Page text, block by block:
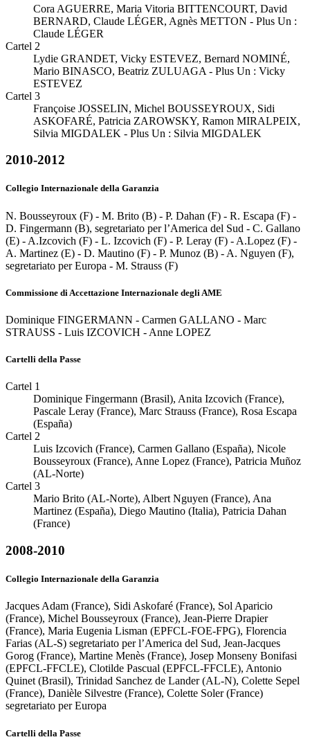
Cora AGUERRE, Maria Vitoria BITTENCOURT, David
BERNARD, Claude LÉGER, Agnès METTON - Plus Un :
Claude LÉGER
Cartel 2
Lydie GRANDET, Vicky ESTEVEZ, Bernard NOMINÉ,
Mario BINASCO, Beatriz ZULUAGA - Plus Un : Vicky
ESTEVEZ
Cartel 3
Françoise JOSSELIN, Michel BOUSSEYROUX, Sidi
ASKOFARÉ, Patricia ZAROWSKY, Ramon MIRALPEIX,
Silvia MIGDALEK - Plus Un : Silvia MIGDALEK
2010-2012
Collegio Internazionale della Garanzia
N. Bousseyroux (F) - M. Brito (B) - P. Dahan (F) - R. Escapa (F) -
D. Fingermann (B), segretariato per l’America del Sud - C. Gallano
(E) - A.Izcovich (F) - L. Izcovich (F) - P. Leray (F) - A.Lopez (F) -
A. Martinez (E) - D. Mautino (F) - P. Munoz (B) - A. Nguyen (F),
segretariato per Europa - M. Strauss (F)
Commissione di Accettazione Internazionale degli AME
Dominique FINGERMANN - Carmen GALLANO - Marc
STRAUSS - Luis IZCOVICH - Anne LOPEZ
Cartelli della Passe
Cartel 1
Dominique Fingermann (Brasil), Anita Izcovich (France),
Pascale Leray (France), Marc Strauss (France), Rosa Escapa
(España)
Cartel 2
Luis Izcovich (France), Carmen Gallano (España), Nicole
Bousseyroux (France), Anne Lopez (France), Patricia Muñoz
(AL-Norte)
Cartel 3
Mario Brito (AL-Norte), Albert Nguyen (France), Ana
Martinez (España), Diego Mautino (Italia), Patricia Dahan
(France)
2008-2010
Collegio Internazionale della Garanzia
Jacques Adam (France), Sidi Askofaré (France), Sol Aparicio
(France), Michel Bousseyroux (France), Jean-Pierre Drapier
(France), Maria Eugenia Lisman (EPFCL-FOE-FPG), Florencia
Farias (AL-S) segretariato per l’America del Sud, Jean-Jacques
Gorog (France), Martine Menès (France), Josep Monseny Bonifasi
(EPFCL-FFCLE), Clotilde Pascual (EPFCL-FFCLE), Antonio
Quinet (Brasil), Trinidad Sanchez de Lander (AL-N), Colette Sepel
(France), Danièle Silvestre (France), Colette Soler (France)
segretariato per Europa
Cartelli della Passe